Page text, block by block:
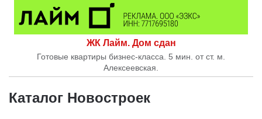
ЖК Лайм. Дом сдан
Готовые квартиры бизнес-класса. 5 мин. от ст. м.
Алексеевская.
Каталог Новостроек